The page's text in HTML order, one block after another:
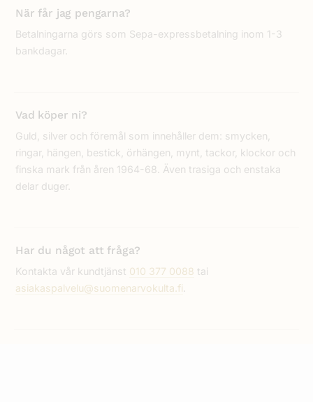
Birkaland
Tammerfors
Hämeenpuisto 31 LT 7
Tampereen Arvokulta
Birkaland
Tammerfors
Hämeenpuisto 31 LT 7
pe 7. elo, 13:30 - 14:00
Tampereen Arvokulta
Birkaland
När får jag pengarna?
Betalningarna görs som Sepa-expressbetalning inom 1-3
bankdagar.
Vad köper ni?
Guld, silver och föremål som innehåller dem: smycken,
ringar, hängen, bestick, örhängen, mynt, tackor, klockor och
finska mark från åren 1964-68. Även trasiga och enstaka
delar duger.
Har du något att fråga?
Kontakta vår kundtjänst 010 377 0088 tai
asiakaspalvelu@suomenarvokulta.fi